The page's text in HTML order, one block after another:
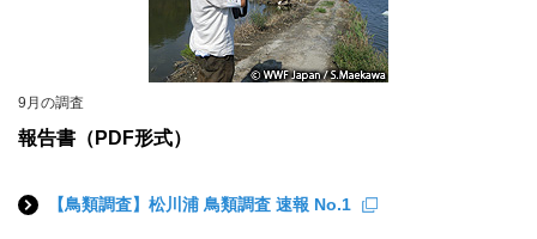
9月の調査
報告書（PDF形式）
【鳥類調査】松川浦 鳥類調査 速報 No.1